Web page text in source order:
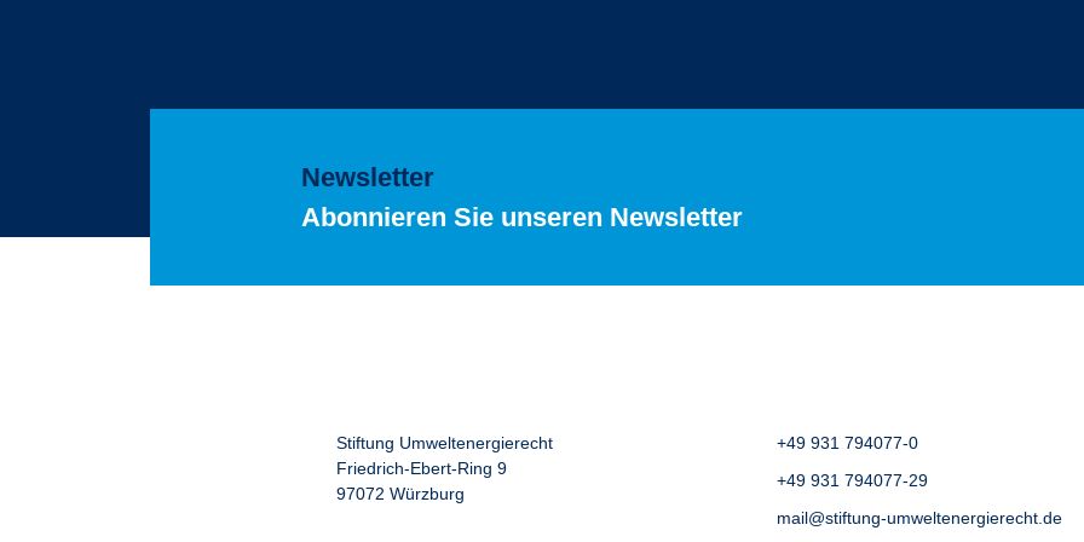
Newsletter
Abonnieren Sie unseren Newsletter
Stiftung Umweltenergierecht
Friedrich-Ebert-Ring 9
97072 Würzburg
+49 931 794077-0
+49 931 794077-29
mail@stiftung-umweltenergierecht.de